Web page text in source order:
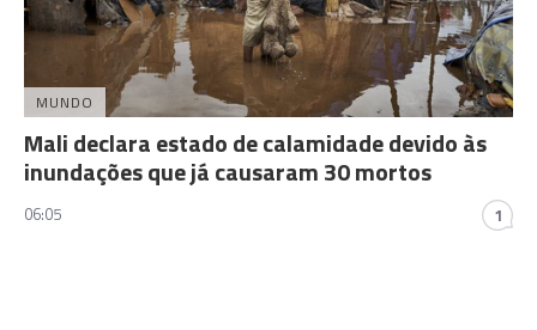
MUNDO
Mali declara estado de calamidade devido às
inundações que já causaram 30 mortos
06:05 1